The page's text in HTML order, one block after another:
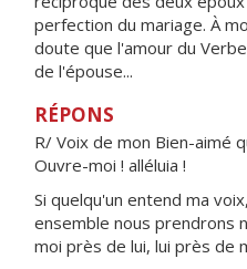
perfection du mariage. À
doute que l'amour du
de l'épouse...
RÉPONS
R/ Voix de mon Bien-aimé
Ouvre-moi ! alléluia !
Si quelqu'un entend ma voix,
ensemble nous prendrons
moi près de lui, lui près de